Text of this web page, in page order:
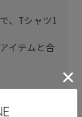
、Tシャツ1
イテムと合